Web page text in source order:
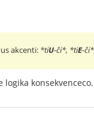
akcenti: *tiU-ĉi*, *tiE-